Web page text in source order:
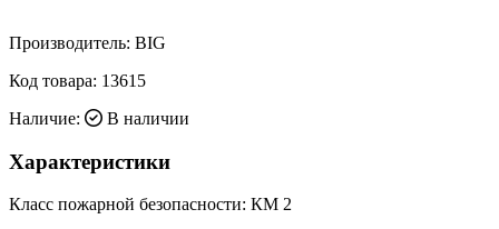
Производитель: BIG
Код товара: 13615
Наличие:
В наличии
Характеристики
Класс пожарной безопасности: КМ 2